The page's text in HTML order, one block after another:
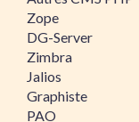
Zope
DG-Server
Zimbra
Jalios
Graphiste
PAO